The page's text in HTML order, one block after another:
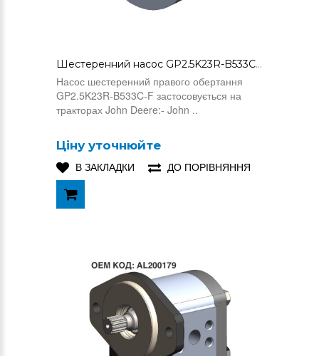
Шестеренний насос GP2.5K23R-B533C-F (AL163918)
Насос шестеренний правого обертання
GP2.5K23R-B533C-F застосовується на
тракторах John Deere:- John ..
Ціну уточнюйте
В ЗАКЛАДКИ
ДО ПОРІВНЯННЯ